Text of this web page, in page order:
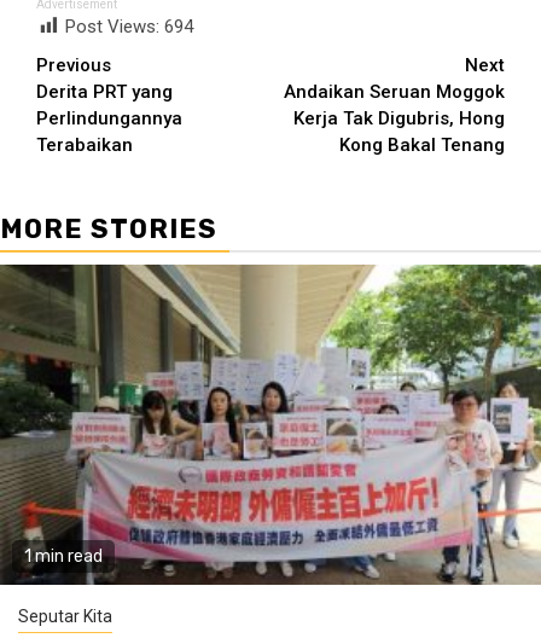
Advertisement
Post Views: 694
Continue
Reading
Previous
Derita PRT yang
Perlindungannya
Terabaikan
Next
Andaikan Seruan Moggok
Kerja Tak Digubris, Hong
Kong Bakal Tenang
MORE STORIES
1 min read
Seputar Kita